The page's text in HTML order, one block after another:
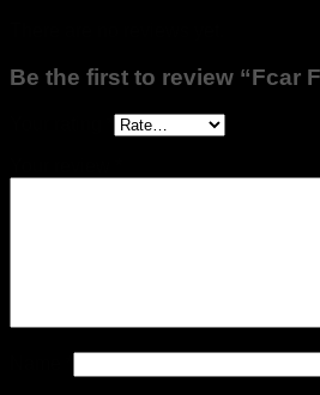
Be the first to review “Fcar